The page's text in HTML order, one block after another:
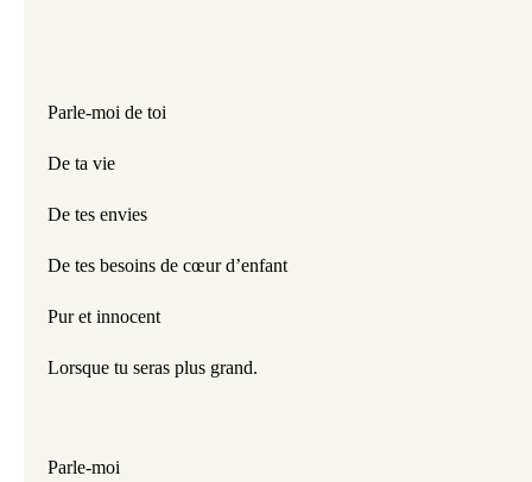
Parle-moi de toi
De ta vie
De tes envies
De tes besoins de cœur d’enfant
Pur et innocent
Lorsque tu seras plus grand.
Parle-moi